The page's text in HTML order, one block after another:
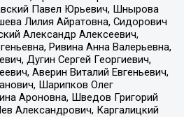
Павел Юрьевич, Шнырова
Лилия Айратовна, Сидорович
Александр Алексеевич,
Ривина Анна Валерьевна,
Дугин Сергей Георгиевич,
Аверин Виталий Евгеньевич,
Шарипков Олег
Ароновна, Шведов Григорий
Александрович, Каргалицкий